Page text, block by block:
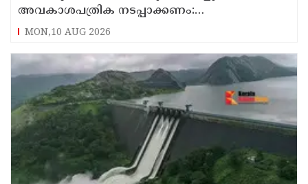
അവകാശപത്രിക നടപ്പാക്കണം:
മൺപാത്രനിർമ്മാണ സമുദായ സഭ
MON,10 AUG 2026